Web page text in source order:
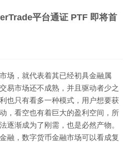
平台通证 PTF 即将首
场，就代表着其已经初具金融属
易市场还不成熟，并且驱动者少之
也只有看多一种模式，用户想要获
，看空也有着巨大的盈利空间，所
逐渐成为了刚需，也是必然产物。
融，数字货币金融市场可以看成复